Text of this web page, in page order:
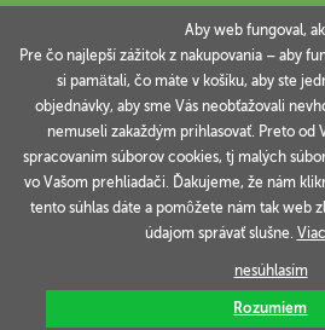
INFORMACE
VAŠE OBJEDNÁVKY
Technicky zajišťuje
Copyright © 2006-2026
Aby web fungoval,
Pre čo najlepší zážitok z nakupovania – aby
si pamätali, čo máte v košíku, aby ste
objednávky, aby sme Vás neobťažovali
nemuseli zakaždým prihlasovať. Preto od
spracovaním súborov cookies, tj malých
vo Vašom prehliadači. Ďakujeme, že nám
tento súhlas dáte a pomôžete nám tak web
údajom správať slušne.
nesúhlasím
Rozumiem